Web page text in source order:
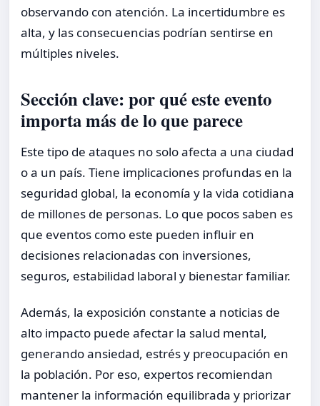
observando con atención. La incertidumbre es
alta, y las consecuencias podrían sentirse en
múltiples niveles.
Sección clave: por qué este evento
importa más de lo que parece
Este tipo de ataques no solo afecta a una ciudad
o a un país. Tiene implicaciones profundas en la
seguridad global, la economía y la vida cotidiana
de millones de personas. Lo que pocos saben es
que eventos como este pueden influir en
decisiones relacionadas con inversiones,
seguros, estabilidad laboral y bienestar familiar.
Además, la exposición constante a noticias de
alto impacto puede afectar la salud mental,
generando ansiedad, estrés y preocupación en
la población. Por eso, expertos recomiendan
mantener la información equilibrada y priorizar